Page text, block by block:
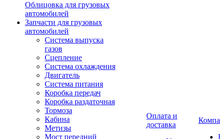
Облицовка для грузовых
автомобилей
Запчасти для грузовых
автомобилей
Система выпуска
газов
Сцепление
Система охлаждения
Двигатель
Система питания
Коробка передач
Коробка раздаточная
Тормоза
Кабина
Метизы
Мост передний
Оплата и
доставка